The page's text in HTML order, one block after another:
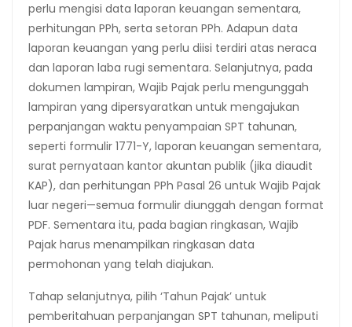
perlu mengisi data laporan keuangan sementara,
perhitungan PPh, serta setoran PPh. Adapun data
laporan keuangan yang perlu diisi terdiri atas neraca
dan laporan laba rugi sementara. Selanjutnya, pada
dokumen lampiran, Wajib Pajak perlu mengunggah
lampiran yang dipersyaratkan untuk mengajukan
perpanjangan waktu penyampaian SPT tahunan,
seperti formulir 1771-Y, laporan keuangan sementara,
surat pernyataan kantor akuntan publik (jika diaudit
KAP), dan perhitungan PPh Pasal 26 untuk Wajib Pajak
luar negeri—semua formulir diunggah dengan format
PDF. Sementara itu, pada bagian ringkasan, Wajib
Pajak harus menampilkan ringkasan data
permohonan yang telah diajukan.
Tahap selanjutnya, pilih ‘Tahun Pajak’ untuk
pemberitahuan perpanjangan SPT tahunan, meliputi